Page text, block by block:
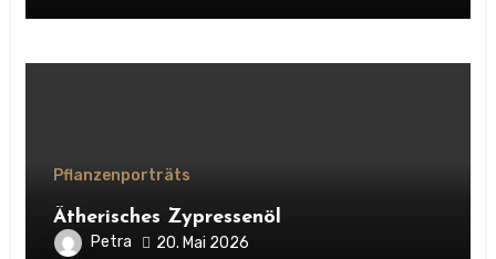
Pflanzenporträts
Ätherisches Zypressenöl
Petra 20. Mai 2026